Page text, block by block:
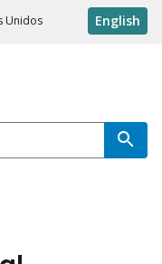
Unidos English